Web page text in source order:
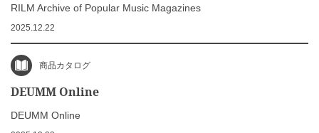
RILM Archive of Popular Music Magazines
2025.12.22
商品カタログ
DEUMM Online
DEUMM Online